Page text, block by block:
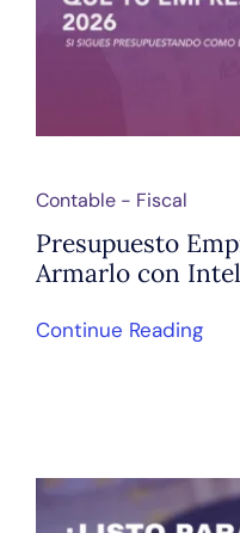
Contable - Fiscal
Presupuesto
Armarlo con
Continue Reading